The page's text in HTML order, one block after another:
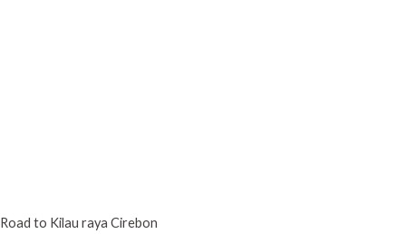
Road to Kilau raya Cirebon